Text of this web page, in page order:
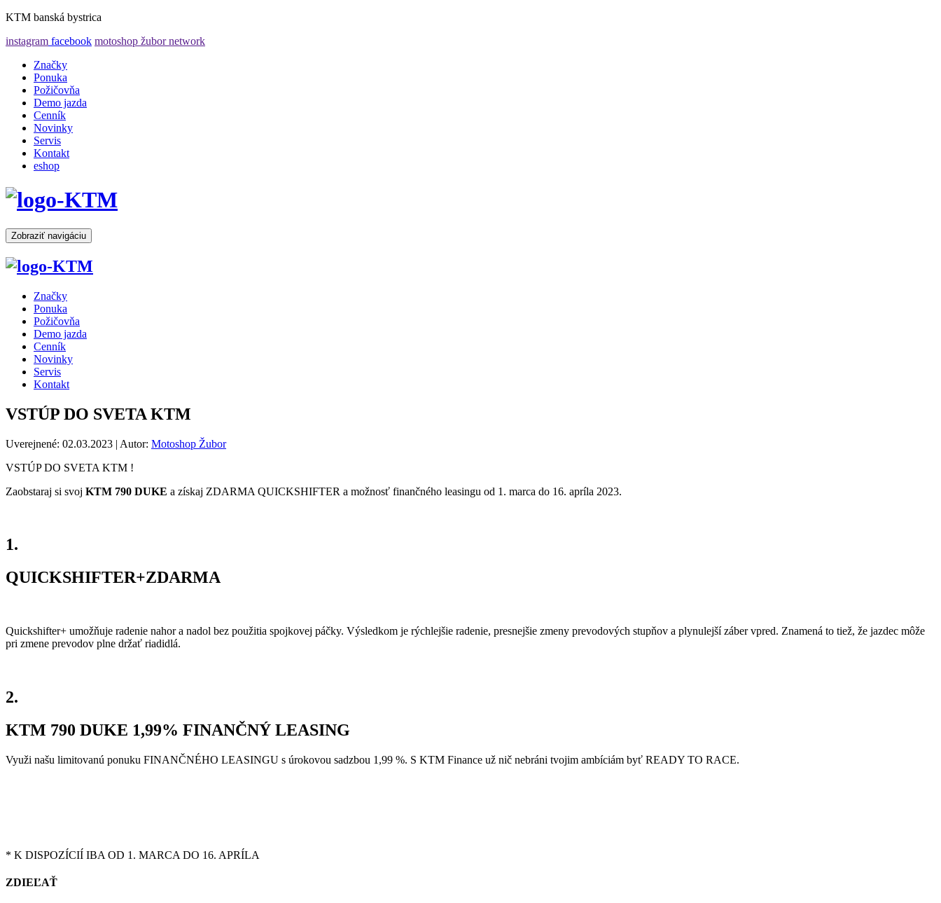
KTM banská bystrica
instagram facebook motoshop žubor network
Značky
Ponuka
Požičovňa
Demo jazda
Cenník
Novinky
Servis
Kontakt
eshop
Zobraziť navigáciu
Značky
Ponuka
Požičovňa
Demo jazda
Cenník
Novinky
Servis
Kontakt
VSTÚP DO SVETA KTM
Uverejnené: 02.03.2023 | Autor: Motoshop Žubor
VSTÚP DO SVETA KTM !
Zaobstaraj si svoj KTM 790 DUKE a získaj ZDARMA QUICKSHIFTER a možnosť finančného leasingu od 1. marca do 16. apríla 2023.
1.
QUICKSHIFTER+ZDARMA
Quickshifter+ umožňuje radenie nahor a nadol bez použitia spojkovej páčky. Výsledkom je rýchlejšie radenie, presnejšie zmeny prevodových stupňov a plynulejší záber vpred. Znamená to tiež, že jazdec môže
pri zmene prevodov plne držať riadidlá.
2.
KTM 790 DUKE 1,99% FINANČNÝ LEASING
Využi našu limitovanú ponuku FINANČNÉHO LEASINGU s úrokovou sadzbou 1,99 %. S KTM Finance už nič nebráni tvojim ambíciám byť READY TO RACE.
* K DISPOZÍCIÍ IBA OD 1. MARCA DO 16. APRÍLA
ZDIEĽAŤ